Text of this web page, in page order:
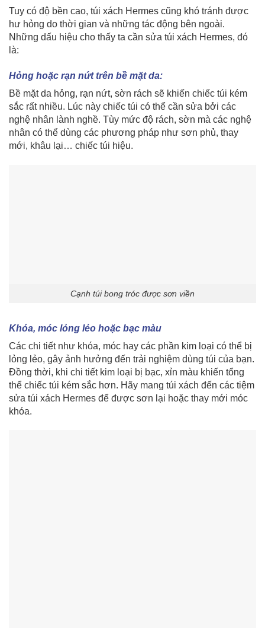
Tuy có độ bền cao, túi xách Hermes cũng khó tránh được
hư hỏng do thời gian và những tác động bên ngoài.
Những dấu hiệu cho thấy ta cần sửa túi xách Hermes, đó
là:
Hỏng hoặc rạn nứt trên bề mặt da:
Bề mặt da hỏng, rạn nứt, sờn rách sẽ khiến chiếc túi kém
sắc rất nhiều. Lúc này chiếc túi có thể cần sửa bởi các
nghệ nhân lành nghề. Tùy mức độ rách, sờn mà các nghệ
nhân có thể dùng các phương pháp như sơn phủ, thay
mới, khâu lại… chiếc túi hiệu.
Cạnh túi bong tróc được sơn viền
Khóa, móc lỏng lẻo hoặc bạc màu
Các chi tiết như khóa, móc hay các phần kim loại có thể bị
lỏng lẻo, gây ảnh hưởng đến trải nghiệm dùng túi của bạn.
Đồng thời, khi chi tiết kim loại bị bạc, xỉn màu khiến tổng
thể chiếc túi kém sắc hơn. Hãy mang túi xách đến các tiệm
sửa túi xách Hermes để được sơn lại hoặc thay mới móc
khóa.